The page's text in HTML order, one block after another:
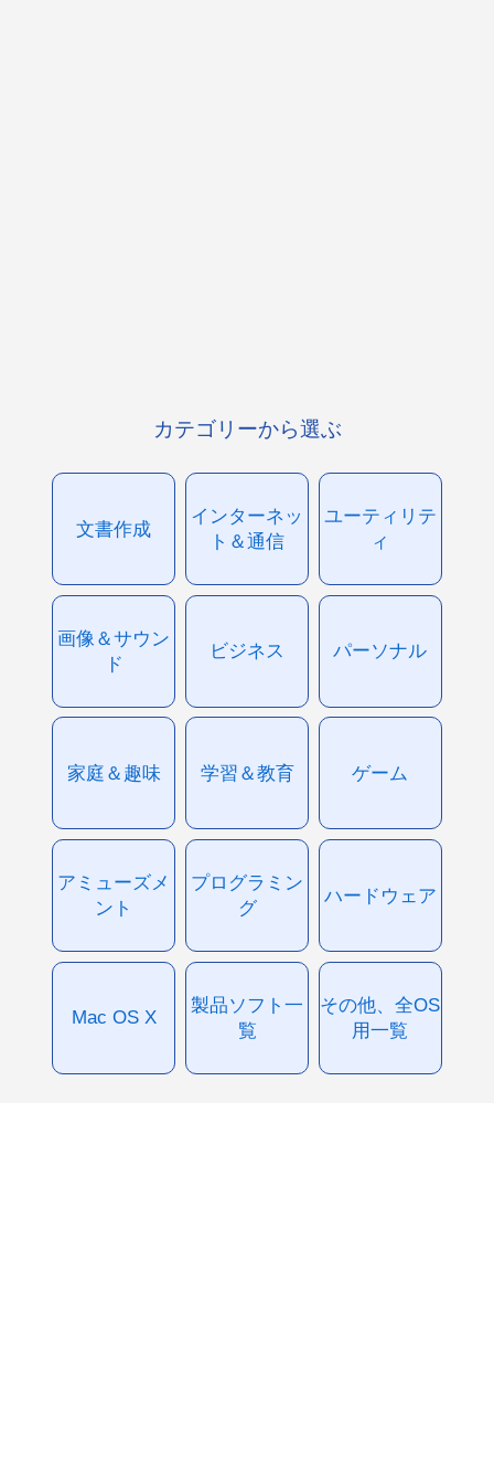
カテゴリーから選ぶ
文書作成
インターネッ
ト＆通信
ユーティリテ
ィ
画像＆サウン
ド
ビジネス パーソナル
家庭＆趣味 学習＆教育 ゲーム
アミューズメ
ント
プログラミン
グ
ハードウェア
Mac OS X
製品ソフト一
覧
その他、全OS
用一覧